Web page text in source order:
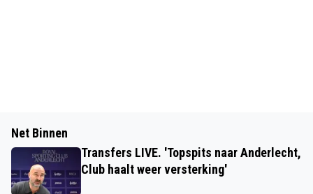
Net Binnen
Transfers LIVE. 'Topspits naar Anderlecht,
Club haalt weer versterking'